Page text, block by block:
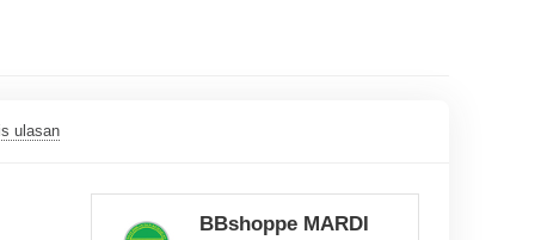
ulasan
BBshoppe MARDI